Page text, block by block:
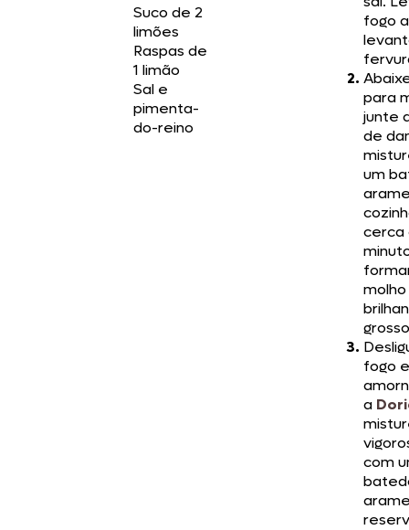
Suco de 2
limões
Raspas de
1 limão
Sal e
pimenta-
do-reino
fogo
para
junte
de
um
cerca
molho
fogo
a
com